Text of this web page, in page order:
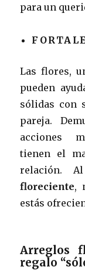
para un
Las flores,
pueden
sólidas con
pareja.
acciones
tienen el
relación.
floreciente,
estás
Arreglos
regalo